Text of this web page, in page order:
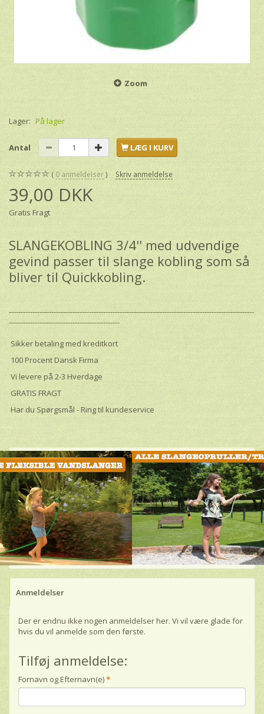
Zoom
Lager: På lager
Antal LÆG I KURV
0 anmeldelser Skriv anmeldelse
39,00 DKK
Gratis Fragt
SLANGEKOBLING 3/4'' med udvendige
gevind passer til slange kobling som så
bliver til Quickkobling.
--------------------------------------------------------------------------------------------------------
-----------------------------------------------
Sikker betaling med kreditkort
100 Procent Dansk Firma
Vi levere på 2-3 Hverdage
GRATIS FRAGT
Har du Spørgsmål - Ring til kundeservice
Anmeldelser
Der er endnu ikke nogen anmeldelser her. Vi vil være glade for
hvis du vil anmelde som den første.
Tilføj anmeldelse:
Fornavn og Efternavn(e)